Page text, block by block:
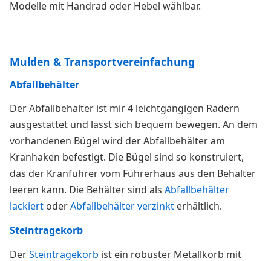
Modelle mit Handrad oder Hebel wählbar.
Mulden & Transportvereinfachung
Abfallbehälter
Der Abfallbehälter ist mir 4 leichtgängigen Rädern
ausgestattet und lässt sich bequem bewegen. An dem
vorhandenen Bügel wird der Abfallbehälter am
Kranhaken befestigt. Die Bügel sind so konstruiert,
das der Kranführer vom Führerhaus aus den Behälter
leeren kann. Die Behälter sind als Abfallbehälter
lackiert oderAbfallbehälter verzinkt erhältlich.
Steintragekorb
DerSteintragekorb ist ein robuster Metallkorb mit